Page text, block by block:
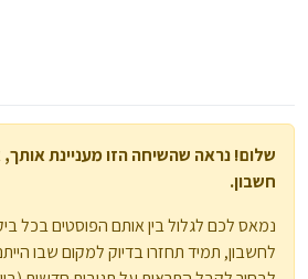
שלום! נראה שהשיחה הזו מעניינת אותך,
חשבון.
נמאס לכם לגלול בין אותם הפוסטים בכל
לחשבון, תמיד תחזרו בדיוק למקום שבו